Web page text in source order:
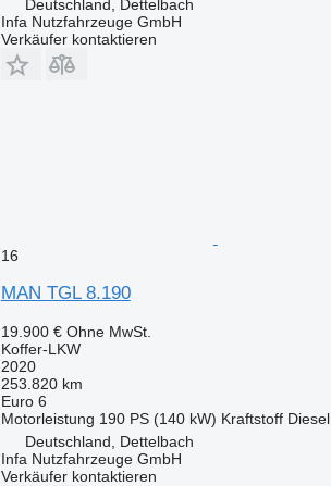
Deutschland, Dettelbach
Infa Nutzfahrzeuge GmbH
Verkäufer kontaktieren
16
MAN TGL 8.190
19.900 € Ohne MwSt.
Koffer-LKW
2020
253.820 km
Euro 6
Motorleistung 190 PS (140 kW) Kraftstoff Diesel
Deutschland, Dettelbach
Infa Nutzfahrzeuge GmbH
Verkäufer kontaktieren